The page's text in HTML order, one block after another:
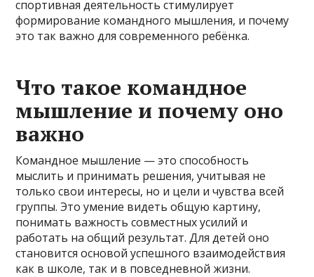
спортивная деятельность стимулирует
формирование командного мышления, и почему
это так важно для современного ребёнка.
Что такое командное
мышление и почему оно
важно
Командное мышление — это способность
мыслить и принимать решения, учитывая не
только свои интересы, но и цели и чувства всей
группы. Это умение видеть общую картину,
понимать важность совместных усилий и
работать на общий результат. Для детей оно
становится основой успешного взаимодействия
как в школе, так и в повседневной жизни.